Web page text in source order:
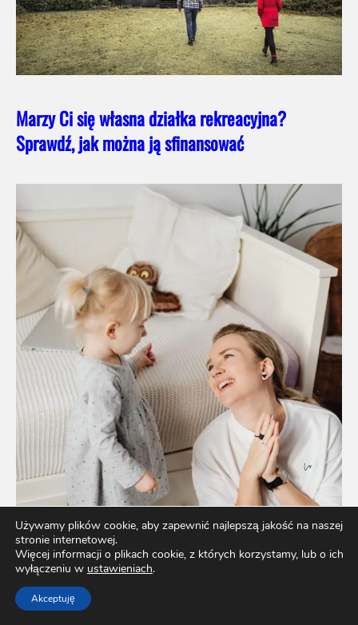
Marzy Ci się własna działka rekreacyjna?
Sprawdź, jak można ją sfinansować
Używamy plików cookie, aby zapewnić najlepszą jakość na naszej
stronie internetowej.
Więcej informacji o plikach cookie, z których korzystamy, lub o ich
wyłączeniu w ustawieniach.
Akceptuję